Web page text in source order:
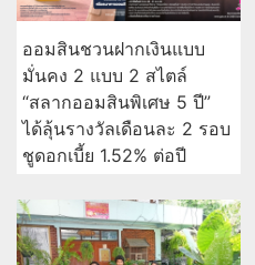
ออมสินชวนฝากเงินแบบ
มั่นคง 2 แบบ 2 สไตล์
“สลากออมสินพิเศษ 5 ปี”
ได้ลุ้นรางวัลเดือนละ 2 รอบ
ชูดอกเบี้ย 1.52% ต่อปี